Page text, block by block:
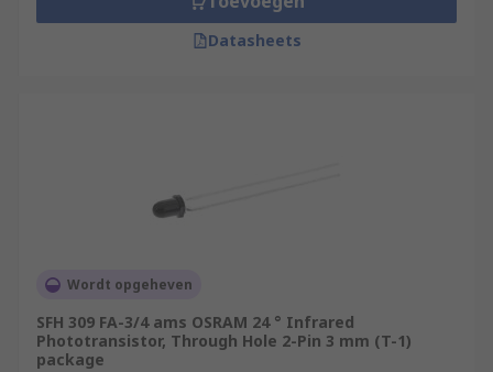
Datasheets
Wordt opgeheven
SFH 309 FA-3/4 ams OSRAM 24 ° Infrared
Phototransistor, Through Hole 2-Pin 3 mm (T-1)
package